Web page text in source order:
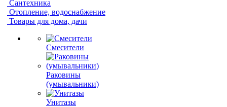
Сантехника
Отопление, водоснабжение
Товары для дома, дачи
Смесители
Раковины
(умывальники)
Унитазы